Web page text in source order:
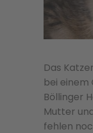
Das
bei
Böllinger
Mutter
fehlen